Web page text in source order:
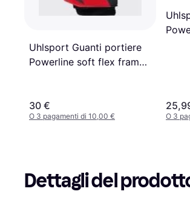
Uhlsport Guanti portiere
Powerline soft flex frame,
30 €
O 3 pagamenti di 10,00 € O 3
Dettagli del